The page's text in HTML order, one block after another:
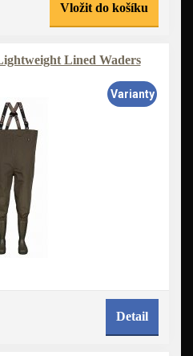
Vložit do košíku
Lined Waders
Varianty
Detail